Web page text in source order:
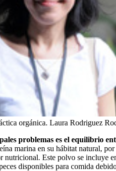
orgánica. Laura Rodriguez
problemas es el equilibrio
marina en su hábitat natural,
Este polvo se incluye
disponibles para comida